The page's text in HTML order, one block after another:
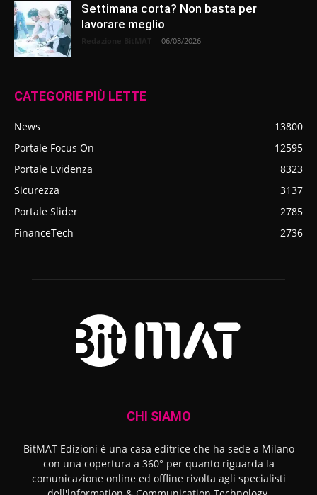
Settimana corta? Non basta per
lavorare meglio
- 06/08/2026
CATEGORIE PIÙ LETTE
News
13800
Portale Focus On
12595
Portale Evidenza
8323
Sicurezza
3137
Portale Slider
2785
FinanceTech
2736
CHI SIAMO
BitMAT Edizioni è una casa editrice che ha sede a Milano
con una copertura a 360° per quanto riguarda la
comunicazione online ed offline rivolta agli specialisti